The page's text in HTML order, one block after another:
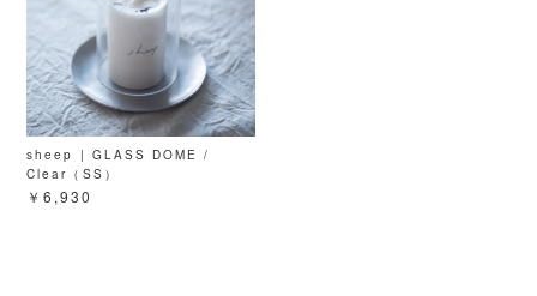
sheep | GLASS DOME /
Clear（SS）
￥6,930